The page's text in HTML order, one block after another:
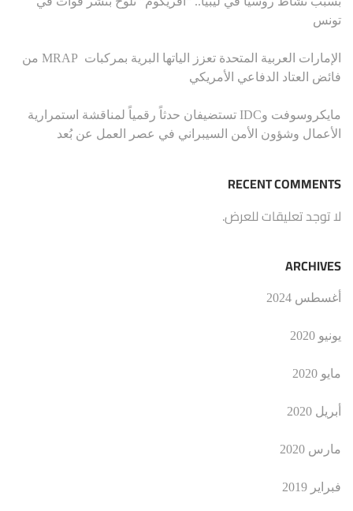
تونس
الإمارات العربية المتحدة تعزز الياتها البرية بمركبات MRAP من
فائض العتاد الدفاعي الأمريكي
مايكروسوفت وIDC تستضيفان حدثاً رقمياً لمناقشة استمرارية
الأعمال وشؤون الأمن السيبراني في عصر العمل عن بُعد
RECENT COMMENTS
لا توجد تعليقات للعرض.
ARCHIVES
أغسطس 2024
يونيو 2020
مايو 2020
أبريل 2020
مارس 2020
فبراير 2019